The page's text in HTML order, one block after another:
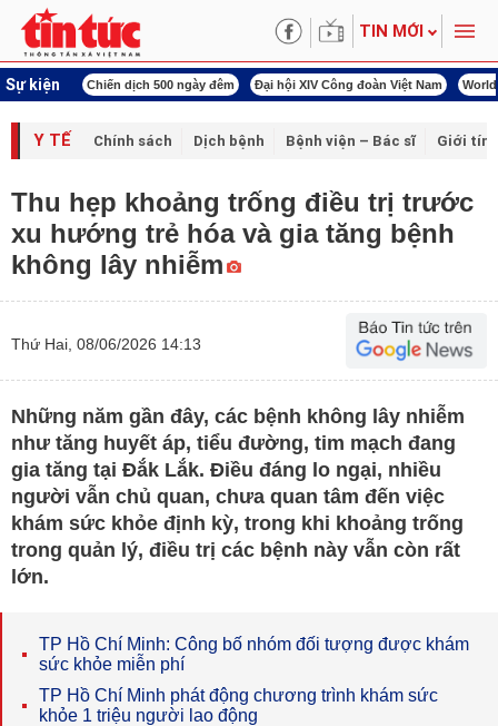
TIN MỚI
Sự kiện
ngày đêm Đại hội XIV Công đoàn Việt Nam World Cup 2026 Kỳ họp thứ
Y TẾ Chính sách Dịch bệnh Bệnh viện – Bác sĩ Giới tính
Thu hẹp khoảng trống điều trị trước
xu hướng trẻ hóa và gia tăng bệnh
không lây nhiễm
Thứ Hai, 08/06/2026 14:13
Những năm gần đây, các bệnh không lây nhiễm
như tăng huyết áp, tiểu đường, tim mạch đang
gia tăng tại Đắk Lắk. Điều đáng lo ngại, nhiều
người vẫn chủ quan, chưa quan tâm đến việc
khám sức khỏe định kỳ, trong khi khoảng trống
trong quản lý, điều trị các bệnh này vẫn còn rất
lớn.
TP Hồ Chí Minh: Công bố nhóm đối tượng được khám
sức khỏe miễn phí
TP Hồ Chí Minh phát động chương trình khám sức
khỏe 1 triệu người lao động